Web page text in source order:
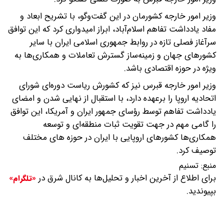
وزیر امور خارجه کشورمان در این گفت‌وگو، با تشریح ابعاد و
مفاد یادداشت تفاهم اسلام‌آباد، ابراز امیدواری کرد که این توافق
سرآغاز فصلی تازه در روابط جمهوری اسلامی ایران با سایر
کشورهای جهان و زمینه‌ساز گسترش تعاملات و همکاری‌ها به
ویژه در حوزه اقتصادی باشد.
وزیر امور خارجه قبرس نیز که کشورش ریاست دوره‌ای شورای
اتحادیه اروپا را برعهده دارد، با استقبال از نهایی شدن و امضای
یادداشت تفاهم توسط رؤسای جمهور ایران و آمریکا، این توافق
را گامی مهم در جهت تقویت ثبات منطقه‌ای و توسعه
همکاری‌ها کشورهای اروپایی با ایران در حوزه های مختلف
توصیف کرد.
منبع: تسنیم
برای اطلاع از آخرین اخبار و تحلیل‌ها به کانال شرق در «تلگرام»
بپیوندید.